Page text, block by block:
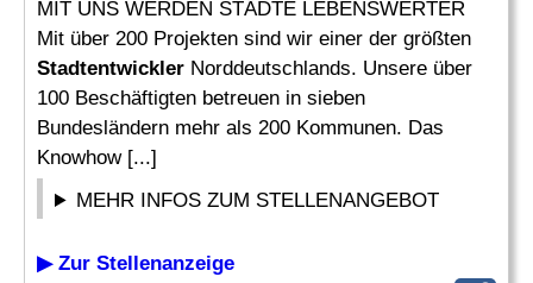
MIT UNS WERDEN STÄDTE LEBENSWERTER
Mit über 200 Projekten sind wir einer der größten
Stadtentwickler Norddeutschlands. Unsere über
100 Beschäftigten betreuen in sieben
Bundesländern mehr als 200 Kommunen. Das
Knowhow [...]
MEHR INFOS ZUM STELLENANGEBOT
▶ Zur Stellenanzeige